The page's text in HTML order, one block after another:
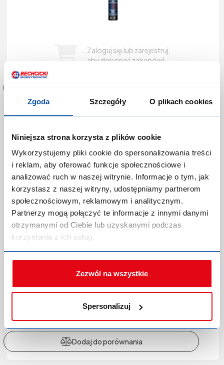
Zgoda Szczegóły O plikach cookies
Niniejsza strona korzysta z plików cookie
Wykorzystujemy pliki cookie do spersonalizowania treści
i reklam, aby oferować funkcje społecznościowe i
analizować ruch w naszej witrynie. Informacje o tym, jak
korzystasz z naszej witryny, udostępniamy partnerom
społecznościowym, reklamowym i analitycznym.
Partnerzy mogą połączyć te informacje z innymi danymi
otrzymanymi od Ciebie lub uzyskanymi podczas
korzystania z ich usług.
Zezwól na wszystkie
Spersonalizuj
Zaloguj się lub zarejestruj,
aby dokonać zakupów!
CZP-500
Kod produktu: P-0359840
Producent:WKRĘT-MET
Marka:Klimas Wkręt-Met
Indeks producenta:CZP-500
EAN: 5907704492849
Kategoria:Czyściki do pian montażowych
Zaloguj się lub zarejestruj,